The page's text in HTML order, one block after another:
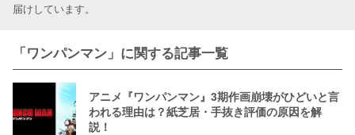
届けしています。
「ワンパンマン」に関する記事一覧
アニメ『ワンパンマン』3期作画崩壊がひどいと言
われる理由は？紙芝居・手抜き評価の原因を解
説！